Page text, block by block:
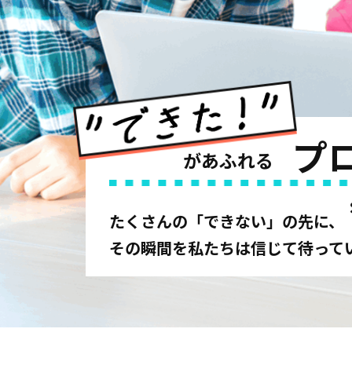
があふれる プ
たくさんの「できない」の先に、
その瞬間を私たちは信じて待って